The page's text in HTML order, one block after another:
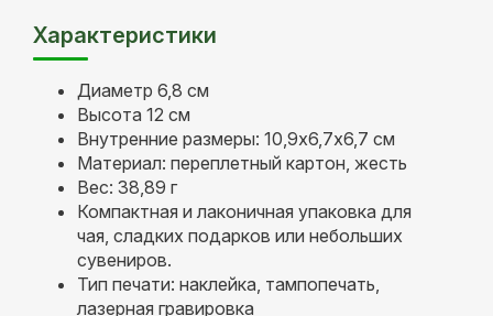
Характеристики
Диаметр 6,8 см
Высота 12 см
Внутренние размеры: 10,9x6,7x6,7 см
Материал: переплетный картон, жесть
Вес: 38,89 г
Компактная и лаконичная упаковка для
чая, сладких подарков или небольших
сувениров.
Тип печати: наклейка, тампопечать,
лазерная гравировка